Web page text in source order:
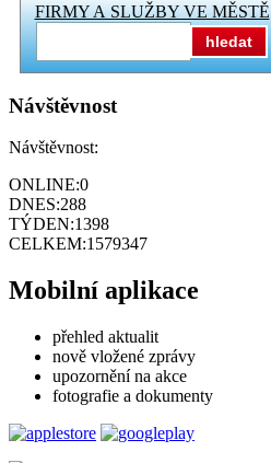
FIRMY A SLUŽBY VE MĚSTĚ
hledat
Návštěvnost
Návštěvnost:
ONLINE:0
DNES:288
TÝDEN:1398
CELKEM:1579347
Mobilní aplikace
přehled aktualit
nově vložené zprávy
upozornění na akce
fotografie a dokumenty